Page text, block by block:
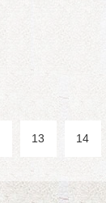
13 14